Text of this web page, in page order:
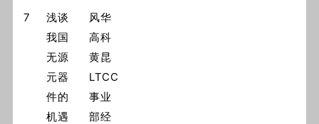
7
浅谈
我国
无源
元器
件的
机遇
风华
高科
黄昆
LTCC
事业
部经